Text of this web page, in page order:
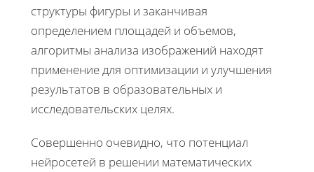
структуры фигуры и заканчивая
определением площадей и объемов,
алгоритмы анализа изображений находят
применение для оптимизации и улучшения
результатов в образовательных и
исследовательских целях.
Совершенно очевидно, что потенциал
нейросетей в решении математических